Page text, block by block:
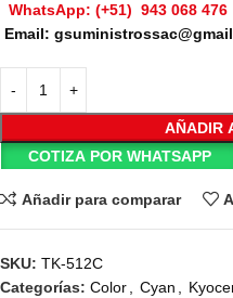
WhatsApp: (+51) 943 068 476
Email:
AÑADIR
COTIZA POR WHATSAPP
Añadir para comparar
SKU: TK-512C
Categorías: Color Cyan